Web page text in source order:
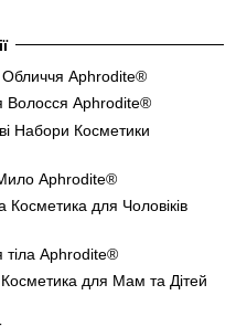
Aphrodite®
Волосся Aphrodite®
Набори Косметики
Aphrodite®
Косметика для Чоловіків
тіла Aphrodite®
для Мам та Дітей